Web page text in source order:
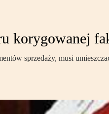
korygowanej
sprzedaży, musi